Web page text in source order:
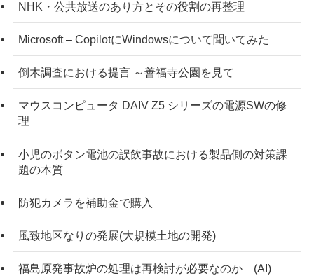
NHK・公共放送のあり方とその役割の再整理
Microsoft – CopilotにWindowsについて聞いてみた
倒木調査における提言 ～善福寺公園を見て
マウスコンピュータ DAIV Z5 シリーズの電源SWの修
理
小児のボタン電池の誤飲事故における製品側の対策課
題の本質
防犯カメラを補助金で購入
風致地区なりの発展(大規模土地の開発)
福島原発事故炉の処理は再検討が必要なのか (AI)